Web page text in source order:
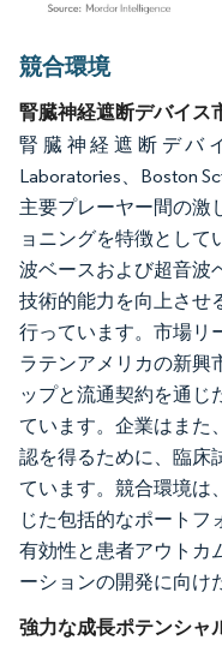
画像 © Mordor Intelligence。
競合環境
腎臓神経遮断デバイス
腎臓神経遮断デバ
Laboratories、Boston
主要プレーヤー間の激
ョニングを特徴として
波ベースおよび超音波
技術的能力を向上させ
行っています。市場リ
ラテンアメリカの新興
ップと流通契約を通じ
ています。企業はまた
認を得るために、臨床
ています。競合環境は
じた包括的なポートフ
有効性と患者アウトカ
ーションの開発に向け
強力な成長ポテンシャ